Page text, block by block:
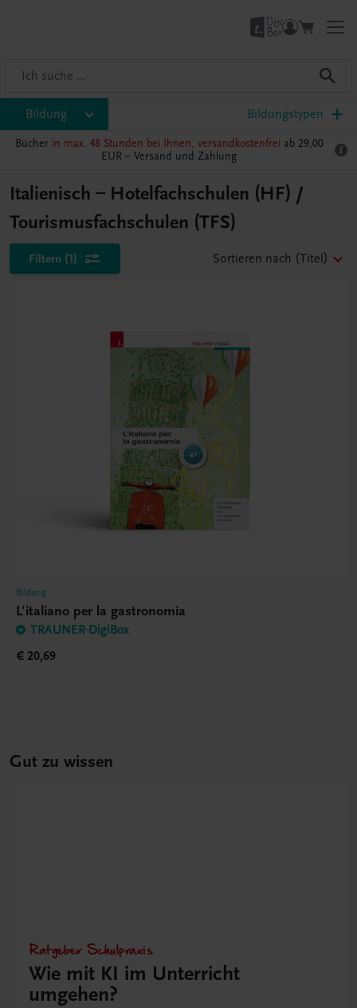
Bildung Bildungstypen
Bücher in max. 48 Stunden bei Ihnen, versandkostenfrei ab 29,00
EUR – Versand und Zahlung
Italienisch – Hotelfachschulen (HF) /
Tourismusfachschulen (TFS)
Filtern (1) Sortieren nach (Titel)
Bildung
L'italiano per la gastronomia
TRAUNER-DigiBox
€ 20,69
Gut zu wissen
Ratgeber Schulpraxis
Wie mit KI im Unterricht
umgehen?